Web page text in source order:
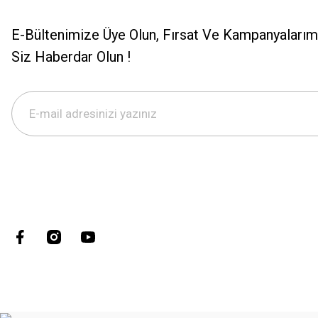
E-Bültenimize Üye Olun, Fırsat Ve
Siz Haberdar Olun !